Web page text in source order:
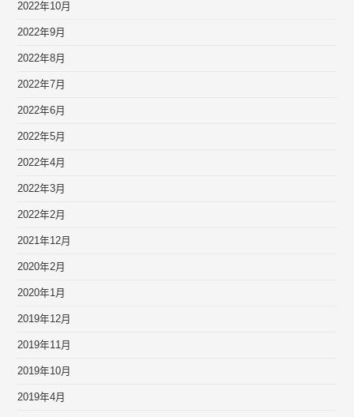
2022年10月
2022年9月
2022年8月
2022年7月
2022年6月
2022年5月
2022年4月
2022年3月
2022年2月
2021年12月
2020年2月
2020年1月
2019年12月
2019年11月
2019年10月
2019年4月